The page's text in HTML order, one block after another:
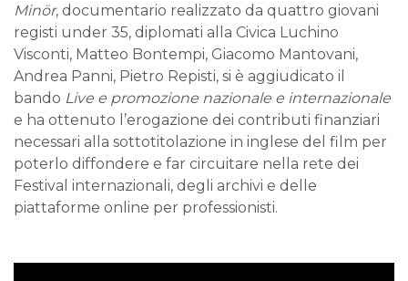
Minör, documentario realizzato da quattro giovani
registi under 35, diplomati alla Civica Luchino
Visconti, Matteo Bontempi, Giacomo Mantovani,
Andrea Panni, Pietro Repisti, si è aggiudicato il
bando Live e promozione nazionale e internazionale
e ha ottenuto l’erogazione dei contributi finanziari
necessari alla sottotitolazione in inglese del film per
poterlo diffondere e far circuitare nella rete dei
Festival internazionali, degli archivi e delle
piattaforme online per professionisti.